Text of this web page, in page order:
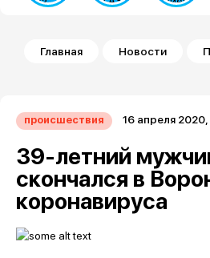
Строка навигации
Главная Новости
происшествия 16 апреля
39-летний
скончался в
коронавируса